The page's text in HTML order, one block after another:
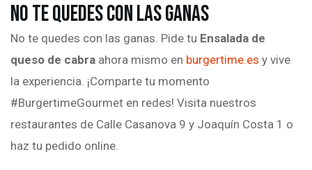
No te Quedes con las Ganas
No te quedes con las ganas. Pide tu Ensalada de
queso de cabra ahora mismo en burgertime.es y vive
la experiencia. ¡Comparte tu momento
#BurgertimeGourmet en redes! Visita nuestros
restaurantes de Calle Casanova 9 y Joaquín Costa 1 o
haz tu pedido online.